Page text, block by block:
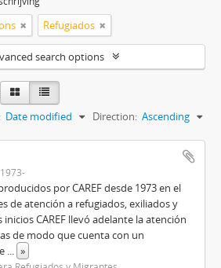
Refugiados
search options
Date modified Direction: Ascending
1973-
por CAREF desde 1973 en el
de atención a refugiados, exiliados y
CAREF llevó adelante la atención
de modo que cuenta con un
... »